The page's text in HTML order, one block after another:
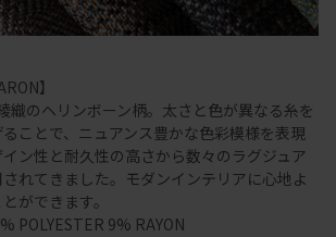
】
織のヘリンボーン柄。太さと色が異なる糸を
ことで、ニュアンス豊かな色彩模様を表現
ン性と耐久性の高さから数々のラグジュア
れてきました。モダンインテリアに心地よ
ができます。
POLYESTER 9% RAYON